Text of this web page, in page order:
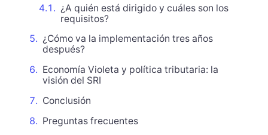
¿A quién está dirigido y cuáles son los
requisitos?
¿Cómo va la implementación tres años
después?
Economía Violeta y política tributaria: la
visión del SRI
Conclusión
Preguntas frecuentes